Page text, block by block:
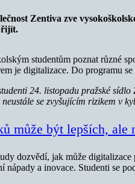
Zentiva zve
studentům poznat různé
je digitalizace. Do programu
24. listopadu pražské
se zvyšujícím rizikem v
může být lepších, ale
dozvědí, jak může
nápady a inovace. Studenti se